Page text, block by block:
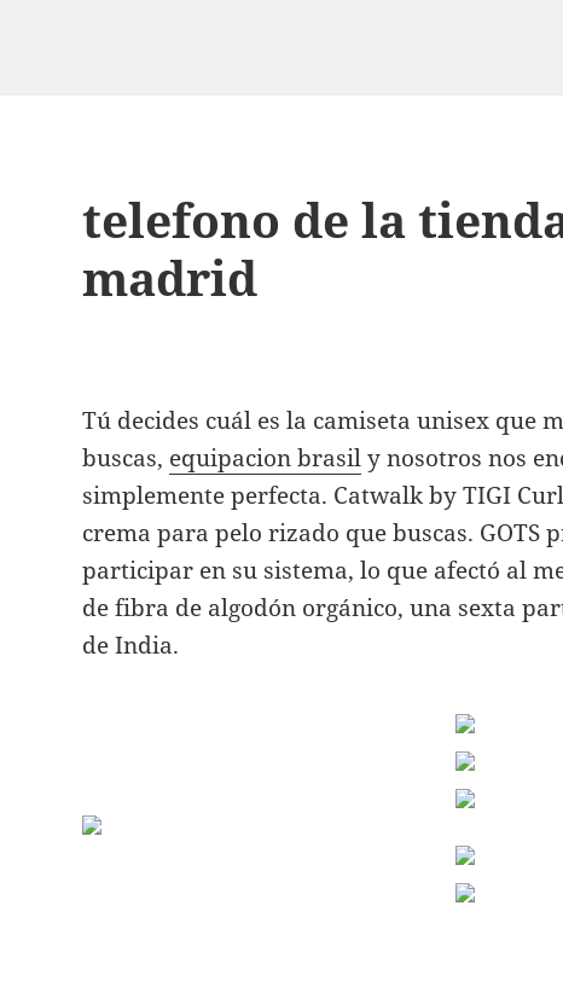
telefono de la
madrid
Tú decides cuál es la camiseta unisex que
buscas, equipacion brasily nosotros nos
simplemente perfecta. Catwalk by TIGI
crema para pelo rizado que buscas. GOTS
participar en su sistema, lo que afectó al
de fibra de algodón orgánico, una sexta
de India.